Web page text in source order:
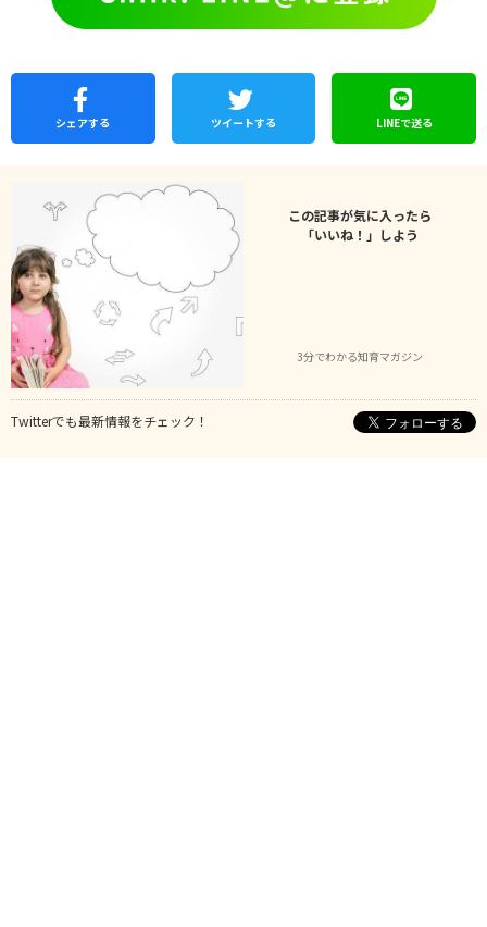
シェアする ツイートする LINEで送る
この記事が気に入ったら
「いいね！」しよう
3分でわかる知育マガジン
Twitterでも最新情報をチェック！